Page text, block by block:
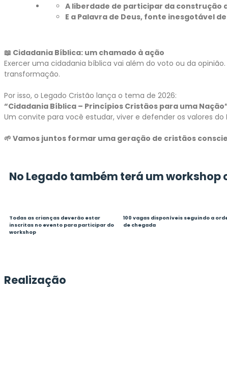
A liberdade de participar da construção
E a Palavra de Deus, fonte inesgotável
📖 Cidadania Bíblica: um chamado à ação
Exercer uma cidadania bíblica vai além do voto ou da
transformação.
Por isso, o Legado Cristão lança o tema de 2026:
“Cidadania Bíblica – Princípios Cristãos para uma
Um convite para você estudar, viver e defender os valores do
🌱 Vamos juntos formar uma geração de cristãos
No Legado também terá um workshop
Todas as crianças deverão estar
inscritas no evento para participar do
workshop
100 vagas disponíveis seguindo a
de chegada
Realização